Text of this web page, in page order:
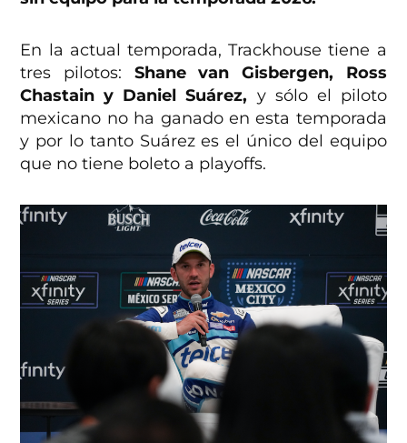
En la actual temporada, Trackhouse tiene a
tres pilotos: Shane van Gisbergen, Ross
Chastain y Daniel Suárez, y sólo el piloto
mexicano no ha ganado en esta temporada
y por lo tanto Suárez es el único del equipo
que no tiene boleto a playoffs.